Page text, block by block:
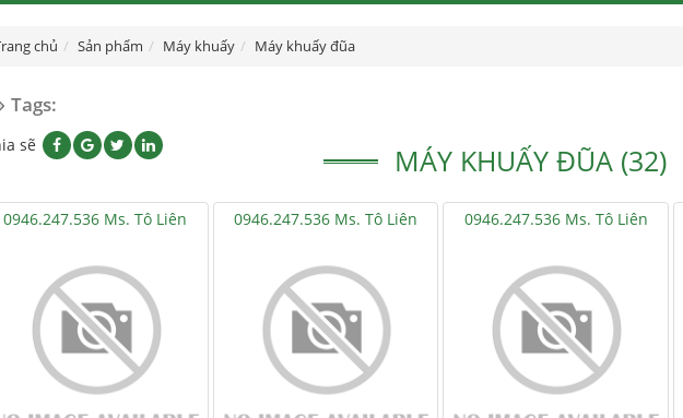
chủ Sản phẩm Máy khuấy Máy khuấy đũa
Tags:
MÁY KHUẤY ĐŨA (32)
sẽ
0946.247.536 Ms. Tô Liên 0946.247.536 Ms. Tô Liên 0946.247.536 Ms. Tô Liên